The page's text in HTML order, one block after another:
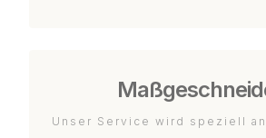
Unser Service wird speziell